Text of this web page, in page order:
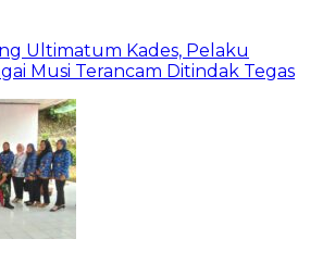
Ultimatum Kades, Pelaku
Musi Terancam Ditindak Tegas